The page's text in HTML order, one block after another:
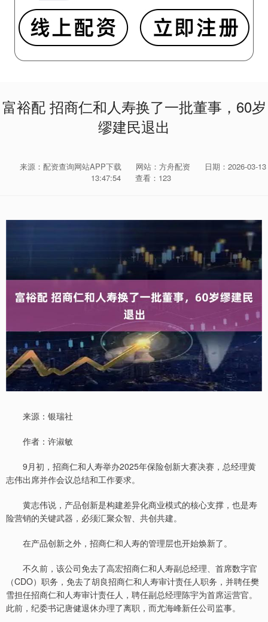
富裕配 招商仁和人寿换了一批董事，60岁
缪建民退出
来源：配资查询网站APP下载 网站：方舟配资
日期：2026-03-13
13:47:54
查看：123
来源：银瑞社
作者：许淑敏
9月初，招商仁和人寿举办2025年保险创新大赛决赛，总经理黄
志伟出席并作会议总结和工作要求。
黄志伟说，产品创新是构建差异化商业模式的核心支撑，也是寿
险营销的关键武器，必须汇聚众智、共创共建。
在产品创新之外，招商仁和人寿的管理层也开始焕新了。
不久前，该公司免去了高宏招商仁和人寿副总经理、首席数字官
（CDO）职务，免去了胡良招商仁和人寿审计责任人职务，并聘任樊
雪担任招商仁和人寿审计责任人，聘任副总经理陈宇为首席运营官。
此前，纪委书记唐健退休办理了离职，而尤海峰新任公司监事。